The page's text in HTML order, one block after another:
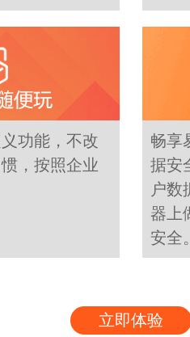
功能，不改
，按照企业
畅享
据安
户数
器上
安全
立即体验